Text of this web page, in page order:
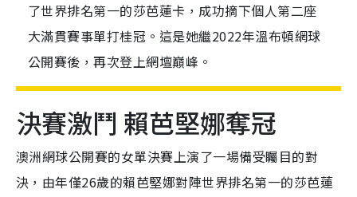
了世界排名第一的莎芭蓮卡，成功摘下個人第二座
大滿貫賽事單打桂冠。這是她繼2022年溫布頓網球
公開賽後，再次登上網壇巔峰。
決賽激鬥 賴芭堅娜奪冠
澳洲網球公開賽的女單決賽上演了一場備受矚目的對
決，由年僅26歲的賴芭堅娜對陣世界排名第一的莎芭蓮